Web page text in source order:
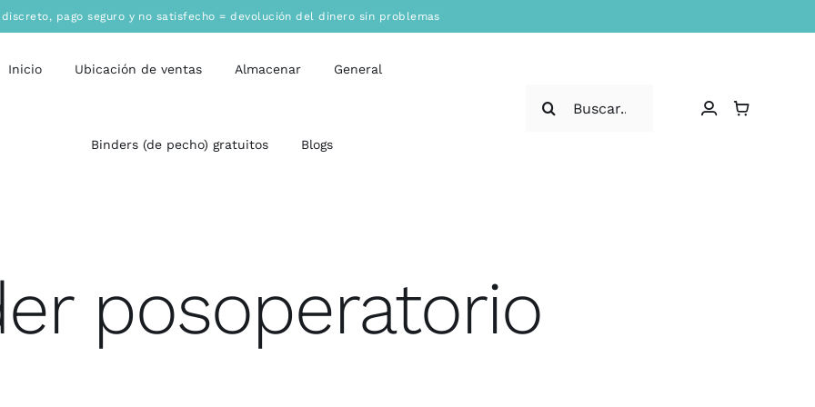
discreto, pago seguro y no satisfecho = devolución del dinero sin problemas
Inicio Ubicación de ventas Almacenar General
Binders (de pecho) gratuitos Blogs
posoperatorio